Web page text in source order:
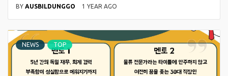
BY AUSBILDUNGGO 1 YEAR AGO
NEWS TOP